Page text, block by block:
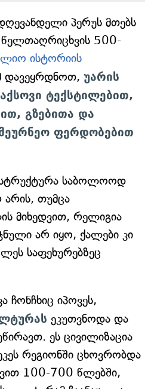
პერუს მთებს
წელთაღრიცხვის 500-
ისტორიის
დავეყრდნოთ, უარის
ტექსტილებით,
გზებითა და
ფერდობებით
სტრუქტურა საბოლოოდ
არის, თუმცა
მიხედვით, რელიგია
არ იყო, ქალები კი
საფეხურებზეც
ჩონჩხიც იპოვეს,
ეკუთვნოდა და
ეს ცივილიზაცია
რეგიონში ცხოვრობდა
100-700 წლებში,